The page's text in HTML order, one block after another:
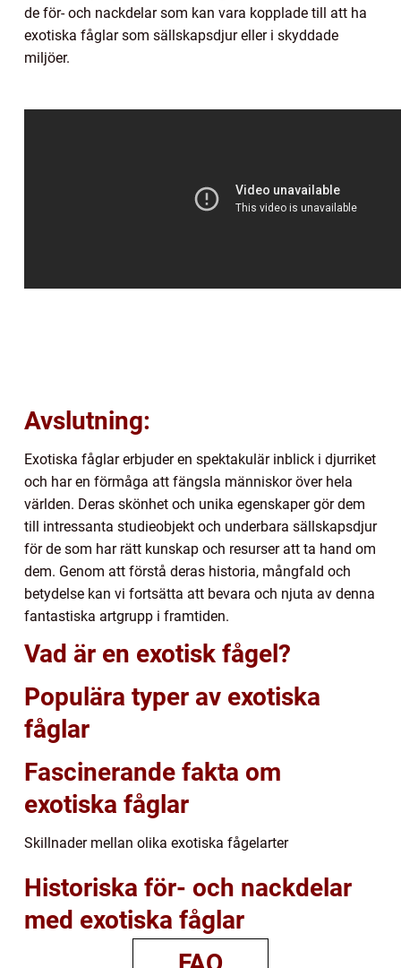
de för- och nackdelar som kan vara kopplade till att ha
exotiska fåglar som sällskapsdjur eller i skyddade
miljöer.
Avslutning:
Exotiska fåglar erbjuder en spektakulär inblick i djurriket
och har en förmåga att fängsla människor över hela
världen. Deras skönhet och unika egenskaper gör dem
till intressanta studieobjekt och underbara sällskapsdjur
för de som har rätt kunskap och resurser att ta hand om
dem. Genom att förstå deras historia, mångfald och
betydelse kan vi fortsätta att bevara och njuta av denna
fantastiska artgrupp i framtiden.
Vad är en exotisk fågel?
Populära typer av exotiska
fåglar
Fascinerande fakta om
exotiska fåglar
Skillnader mellan olika exotiska fågelarter
Historiska för- och nackdelar
med exotiska fåglar